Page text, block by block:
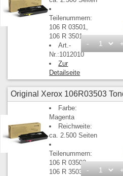
Teilenummern:
106 R 03501,
106 R 3501
Art.-
Nr.:1012010
Zur
Detailseite
-
Original Xerox 106R03503
Farbe:
Magenta
Reichweite:
ca. 2.500 Seiten
Teilenummern:
106 R 03503,
106 R 3503
-